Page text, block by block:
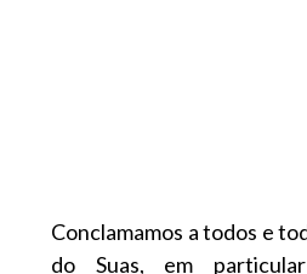
Conclamamos a todos e
do Suas, em